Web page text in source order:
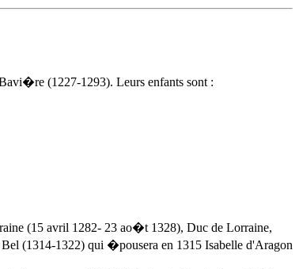
(1227-1293). Leurs enfants sont :
(15 avril 1282- 23 ao�t 1328), Duc de Lorraine,
(1314-1322) qui �pousera en 1315 Isabelle d'Aragon